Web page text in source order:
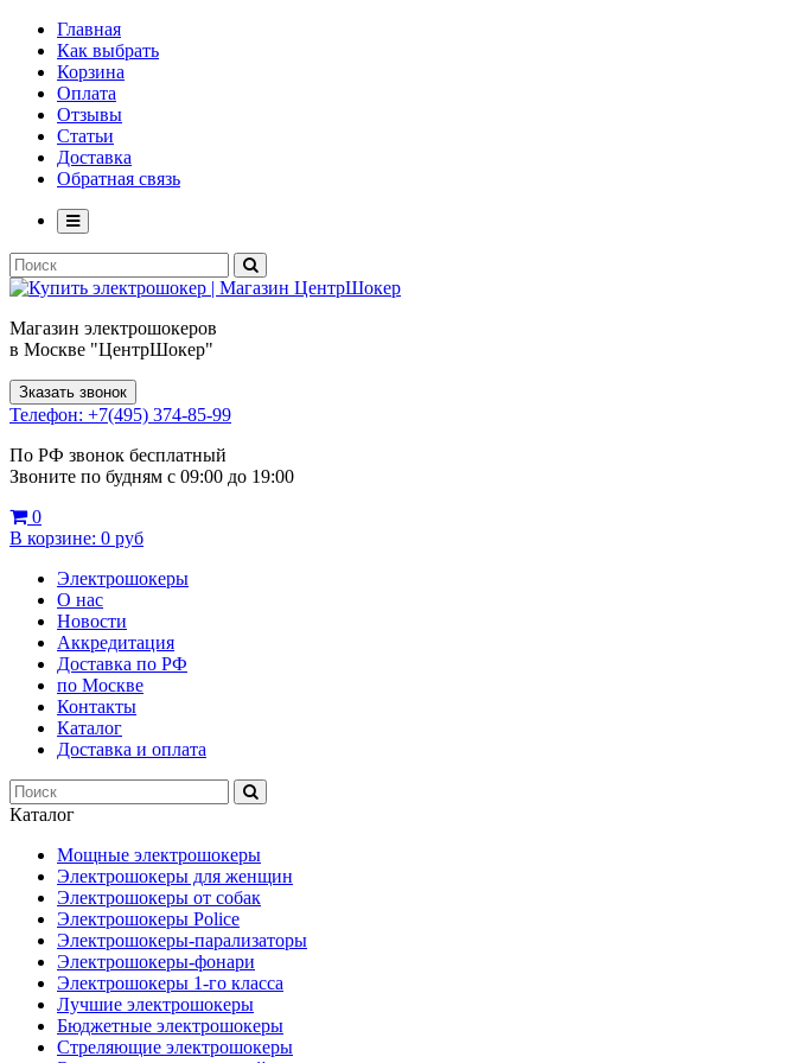
Главная
Как выбрать
Корзина
Оплата
Отзывы
Статьи
Доставка
Обратная связь
Магазин электрошокеров
в Москве "ЦентрШокер"
Зказать звонок
Телефон: +7(495) 374-85-99
По РФ звонок бесплатный
Звоните по будням с 09:00 до 19:00
0
В корзине: 0 руб
Электрошокеры
О нас
Новости
Аккредитация
Доставка по РФ
по Москве
Контакты
Каталог
Доставка и оплата
Каталог
Мощные электрошокеры
Электрошокеры для женщин
Электрошокеры от собак
Электрошокеры Police
Электрошокеры-парализаторы
Электрошокеры-фонари
Электрошокеры 1-го класса
Лучшие электрошокеры
Бюджетные электрошокеры
Стреляющие электрошокеры